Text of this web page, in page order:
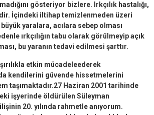
gösteriyor bizlere. Irkçılık hastalığı,
İçindeki iltihap temizlenmeden üzeri
büyük yaralara, acılara sebep olması
ırkçılığın tabu olarak görülmeyip açık
bu yaranın tedavi edilmesi şarttır.
etkin mücadeleederek
kendilerini güvende hissetmelerini
taşımaktadır.27 Haziran 2001 tarihinde
işyerinde öldürülen Süleyman
20. yılında rahmetle anıyorum.